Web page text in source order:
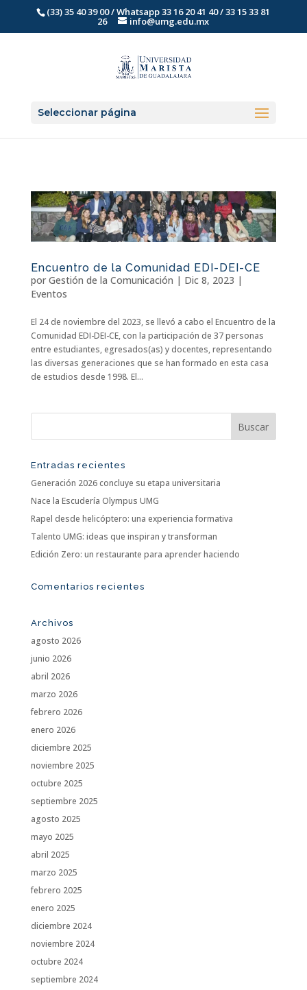
(33) 35 40 39 00 / Whatsapp 33 16 20 41 40 / 33 15 33 81
26 info@umg.edu.mx
Seleccionar página
Encuentro de la Comunidad EDI-DEI-CE
por Gestión de la Comunicación | Dic 8, 2023 |
Eventos
El 24 de noviembre del 2023, se llevó a cabo el Encuentro de la
Comunidad EDI-DEI-CE, con la participación de 37 personas
entre estudiantes, egresados(as) y docentes, representando
las diversas generaciones que se han formado en esta casa
de estudios desde 1998. El...
Entradas recientes
Generación 2026 concluye su etapa universitaria
Nace la Escudería Olympus UMG
Rapel desde helicóptero: una experiencia formativa
Talento UMG: ideas que inspiran y transforman
Edición Zero: un restaurante para aprender haciendo
Comentarios recientes
Archivos
agosto 2026
junio 2026
abril 2026
marzo 2026
febrero 2026
enero 2026
diciembre 2025
noviembre 2025
octubre 2025
septiembre 2025
agosto 2025
mayo 2025
abril 2025
marzo 2025
febrero 2025
enero 2025
diciembre 2024
noviembre 2024
octubre 2024
septiembre 2024